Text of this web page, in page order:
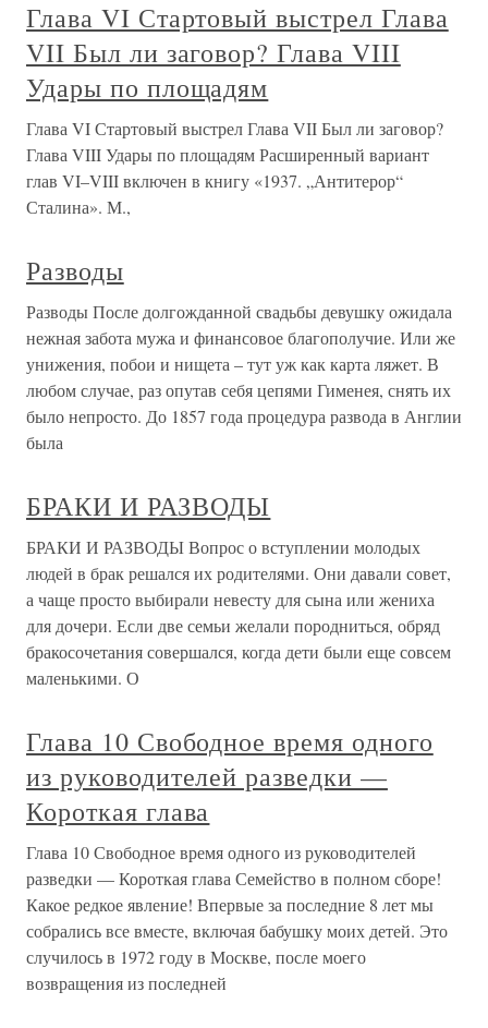
Глава VI Стартовый выстрел Глава
VII Был ли заговор? Глава VIII
Удары по площадям
Глава VI Стартовый выстрел Глава VII Был ли заговор?
Глава VIII Удары по площадям Расширенный вариант
глав VI–VIII включен в книгу «1937. „Антитерор“
Сталина». М.,
Разводы
Разводы После долгожданной свадьбы девушку ожидала
нежная забота мужа и финансовое благополучие. Или же
унижения, побои и нищета – тут уж как карта ляжет. В
любом случае, раз опутав себя цепями Гименея, снять их
было непросто. До 1857 года процедура развода в Англии
была
БРАКИ И РАЗВОДЫ
БРАКИ И РАЗВОДЫ Вопрос о вступлении молодых
людей в брак решался их родителями. Они давали совет,
а чаще просто выбирали невесту для сына или жениха
для дочери. Если две семьи желали породниться, обряд
бракосочетания совершался, когда дети были еще совсем
маленькими. О
Глава 10 Свободное время одного
из руководителей разведки —
Короткая глава
Глава 10 Свободное время одного из руководителей
разведки — Короткая глава Семейство в полном сборе!
Какое редкое явление! Впервые за последние 8 лет мы
собрались все вместе, включая бабушку моих детей. Это
случилось в 1972 году в Москве, после моего
возвращения из последней